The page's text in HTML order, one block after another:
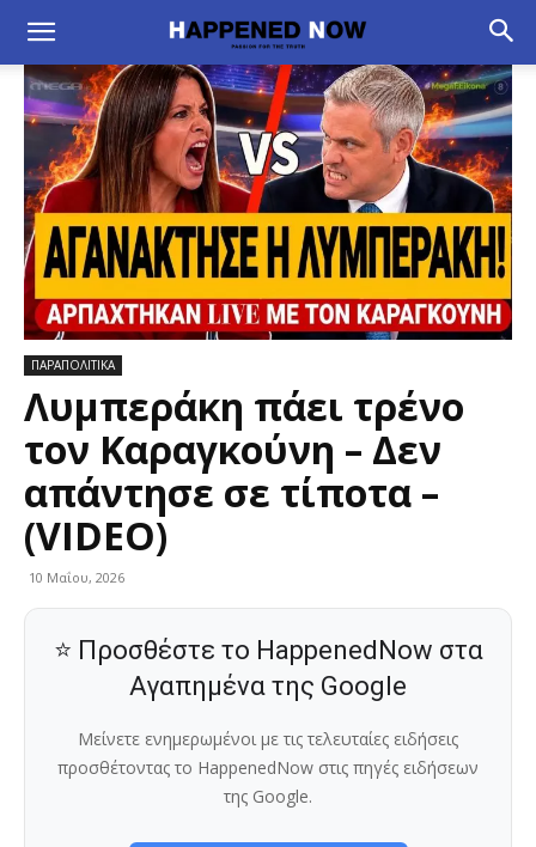
ΠΑΡΑΠΟΛΙΤΙΚΑ
Λυμπεράκη πάει τρένο
τον Καραγκούνη – Δεν
απάντησε σε τίποτα –
(VIDEO)
10 Μαΐου, 2026
⭐ Προσθέστε το HappenedNow στα
Αγαπημένα της Google
Μείνετε ενημερωμένοι με τις τελευταίες ειδήσεις
προσθέτοντας το HappenedNow στις πηγές ειδήσεων
της Google.